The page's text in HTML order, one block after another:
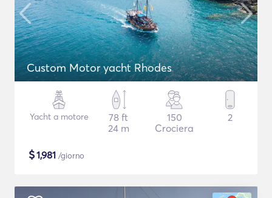
Custom Motor yacht Rhodes
Yacht a motore
78 ft
24 m
150
Crociera
2
$1,981 /giorno